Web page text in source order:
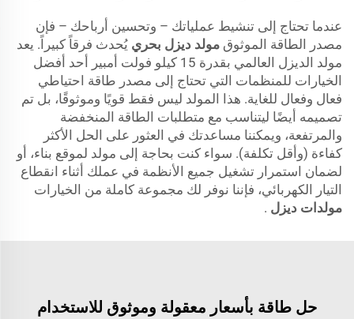
عندما تحتاج إلى تنشيط عملياتك – وتحسين أرباحك – فإن
مصدر الطاقة الموثوق مولد ديزل بحري يُحدث فرقاً كبيراً. يعد
مولد الديزل العالمي بقدرة 15 كيلو فولت أمبير أحد أفضل
الخيارات للمنظمات التي تحتاج إلى مصدر طاقة احتياطي
فعال وفعال للغاية. هذا المولد ليس فقط قويًا وموثوقًا، بل تم
تصميمه أيضًا ليتناسب مع متطلبات الطاقة المنخفضة
والمرتفعة، ويمكننا مساعدتك في العثور على الحل الأكثر
كفاءة (وأقل تكلفة). سواء كنت بحاجة إلى مولد لموقع بناء، أو
لضمان استمرار تشغيل جميع الأنظمة في عملك أثناء انقطاع
التيار الكهربائي، فإننا نوفر لك مجموعة كاملة من الخيارات
مولدات ديزل .
حل طاقة بأسعار معقولة وموثوق للاستخدام